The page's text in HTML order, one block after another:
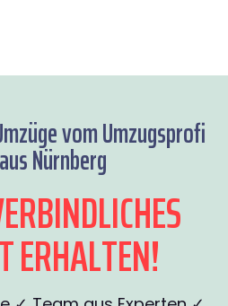
vom Umzugsprofi
Nürnberg
ERHALTEN!